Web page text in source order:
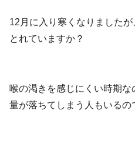
12月に入り寒くなりました
とれていますか？
喉の渇きを感じにくい時期
量が落ちてしまう人もいるの